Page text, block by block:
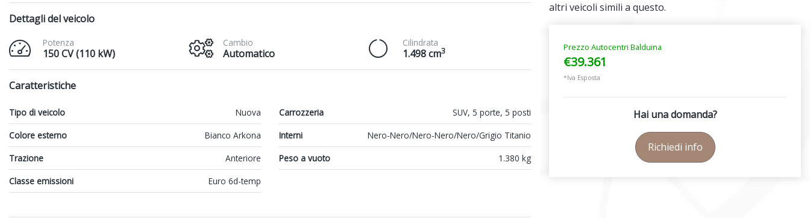
Dettagli del veicolo
Potenza
150 CV (110 kW)
Cambio
Automatico
Cilindrata
1.498 cm3
Caratteristiche
Tipo di veicolo Nuova Carrozzeria
SUV, 5 porte, 5 posti
Colore esterno
Bianco Arkona Interni
Nero-Nero/Nero-Nero/Nero/Grigio Titanio
Trazione
Anteriore Peso a vuoto
1.380 kg
Classe emissioni
Euro 6d-temp
altri veicoli simili a questo.
Prezzo Autocentri Balduina
€39.361
*Iva Esposta
Hai una domanda?
Richiedi info